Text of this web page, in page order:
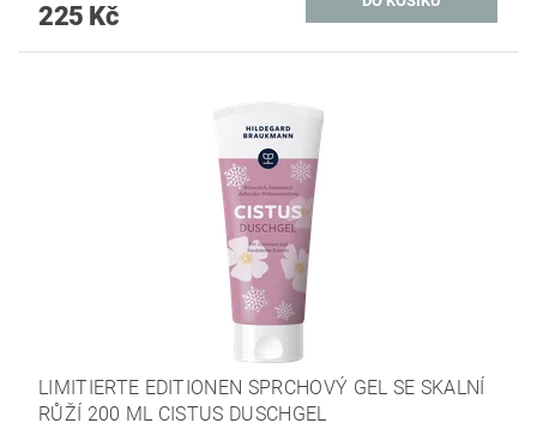
225 Kč
LIMITIERTE EDITIONEN SPRCHOVÝ GEL SE SKALNÍ
RŮŽÍ 200 ML CISTUS DUSCHGEL